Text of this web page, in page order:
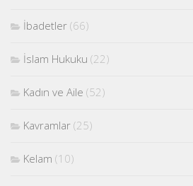
İbadetler (66)
İslam Hukuku (22)
Kadın ve Aile (52)
Kavramlar (25)
Kelam (10)